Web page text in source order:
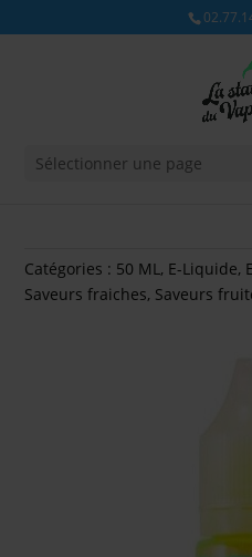
Sélectionner une page
Catégories : 50 ML, E-Liquide,
Saveurs fraiches, Saveurs